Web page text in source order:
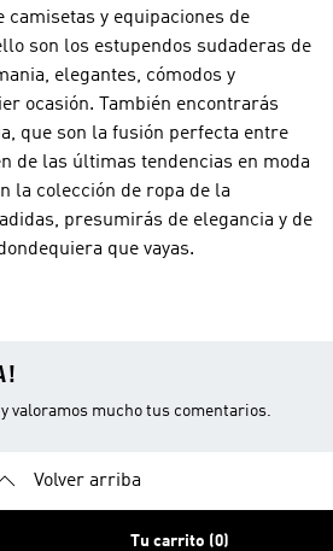
camisetas y equipaciones de
son los estupendos sudaderas de
elegantes, cómodos y
ocasión. También encontrarás
que son la fusión perfecta entre
de las últimas tendencias en moda
la colección de ropa de la
presumirás de elegancia y de
que vayas.
valoramos mucho tus comentarios.
Volver arriba
Tu carrito (0)